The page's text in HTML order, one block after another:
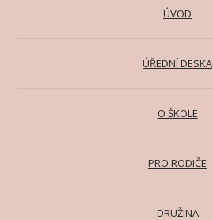
ÚVOD
ÚŘEDNÍ DESKA
O ŠKOLE
PRO RODIČE
DRUŽINA